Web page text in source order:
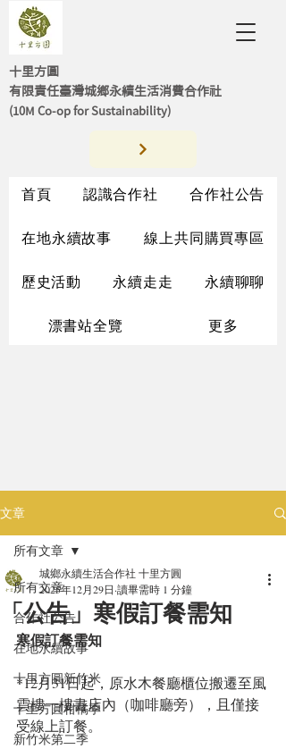
十里方圓
有限責任臺灣城鄉永續生活消費合作社
(10M Co-op for Sustainability)
首頁 認識合作社 合作社公告
在地永續故事 線上共同購買專區
歷史活動 永續走走 永續聊聊
漂書站全覽 更多
文章
所有文章
合作社公告
在地永續故事
十里方圓新竹米
十里方圓柑橘季
新竹米第二季
所有文章
「公告」寒假訂餐需知
城鄉永續生活合作社 十里方圓
2025年12月29日 讀畢需時 1 分鐘
寒假訂餐需知
*12月31日起，原水木餐廳櫃位搬遷至風
雲樓一樓書店內（咖啡廳旁），且僅接
受線上訂餐。